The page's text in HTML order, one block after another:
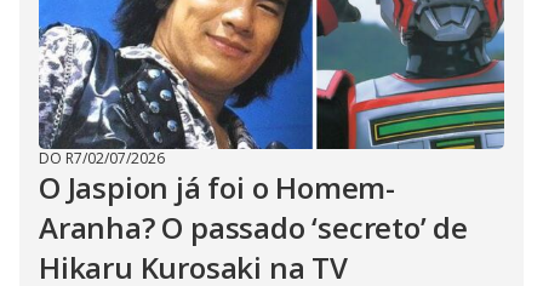
DO R7/02/07/2026
O Jaspion já foi o Homem-
Aranha? O passado ‘secreto’ de
Hikaru Kurosaki na TV